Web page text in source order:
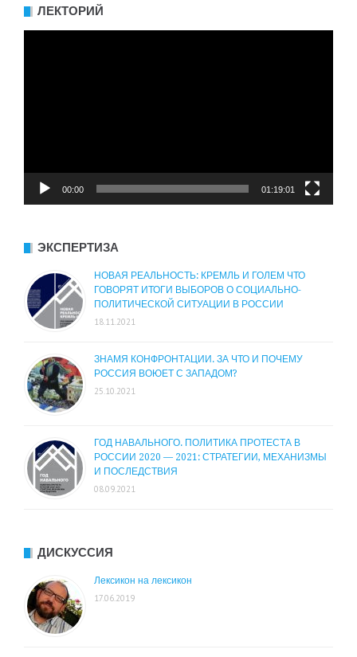
ЛЕКТОРИЙ
00:00 01:19:01
ЭКСПЕРТИЗА
НОВАЯ РЕАЛЬНОСТЬ: КРЕМЛЬ И ГОЛЕМ ЧТО
ГОВОРЯТ ИТОГИ ВЫБОРОВ О СОЦИАЛЬНО-
ПОЛИТИЧЕСКОЙ СИТУАЦИИ В РОССИИ
18.11.2021
ЗНАМЯ КОНФРОНТАЦИИ. ЗА ЧТО И ПОЧЕМУ
РОССИЯ ВОЮЕТ С ЗАПАДОМ?
25.10.2021
ГОД НАВАЛЬНОГО. ПОЛИТИКА ПРОТЕСТА В
РОССИИ 2020 — 2021: СТРАТЕГИИ, МЕХАНИЗМЫ
И ПОСЛЕДСТВИЯ
08.09.2021
ДИСКУССИЯ
Лексикон на лексикон
17.06.2019